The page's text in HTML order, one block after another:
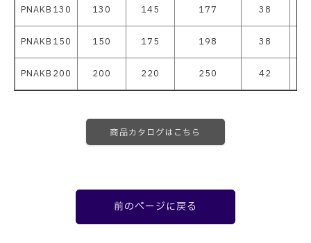
PNAKB130 130 145 177 38
PNAKB150 150 175 198 38
PNAKB200 200 220 250 42
商品カタログはこちら
前のページに戻る